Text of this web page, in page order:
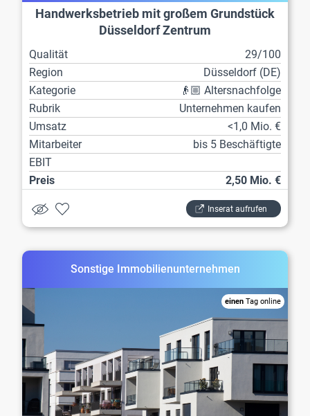
Handwerksbetrieb mit großem Grundstück
Düsseldorf Zentrum
Qualität
29/100
Region
Düsseldorf (DE)
Kategorie
👴🏼 Altersnachfolge
Rubrik
Unternehmen kaufen
Umsatz
<1,0 Mio. €
Mitarbeiter
bis 5 Beschäftigte
EBIT
Preis
2,50 Mio. €
Inserat aufrufen
Sonstige Immobilienunternehmen
einen Tag online